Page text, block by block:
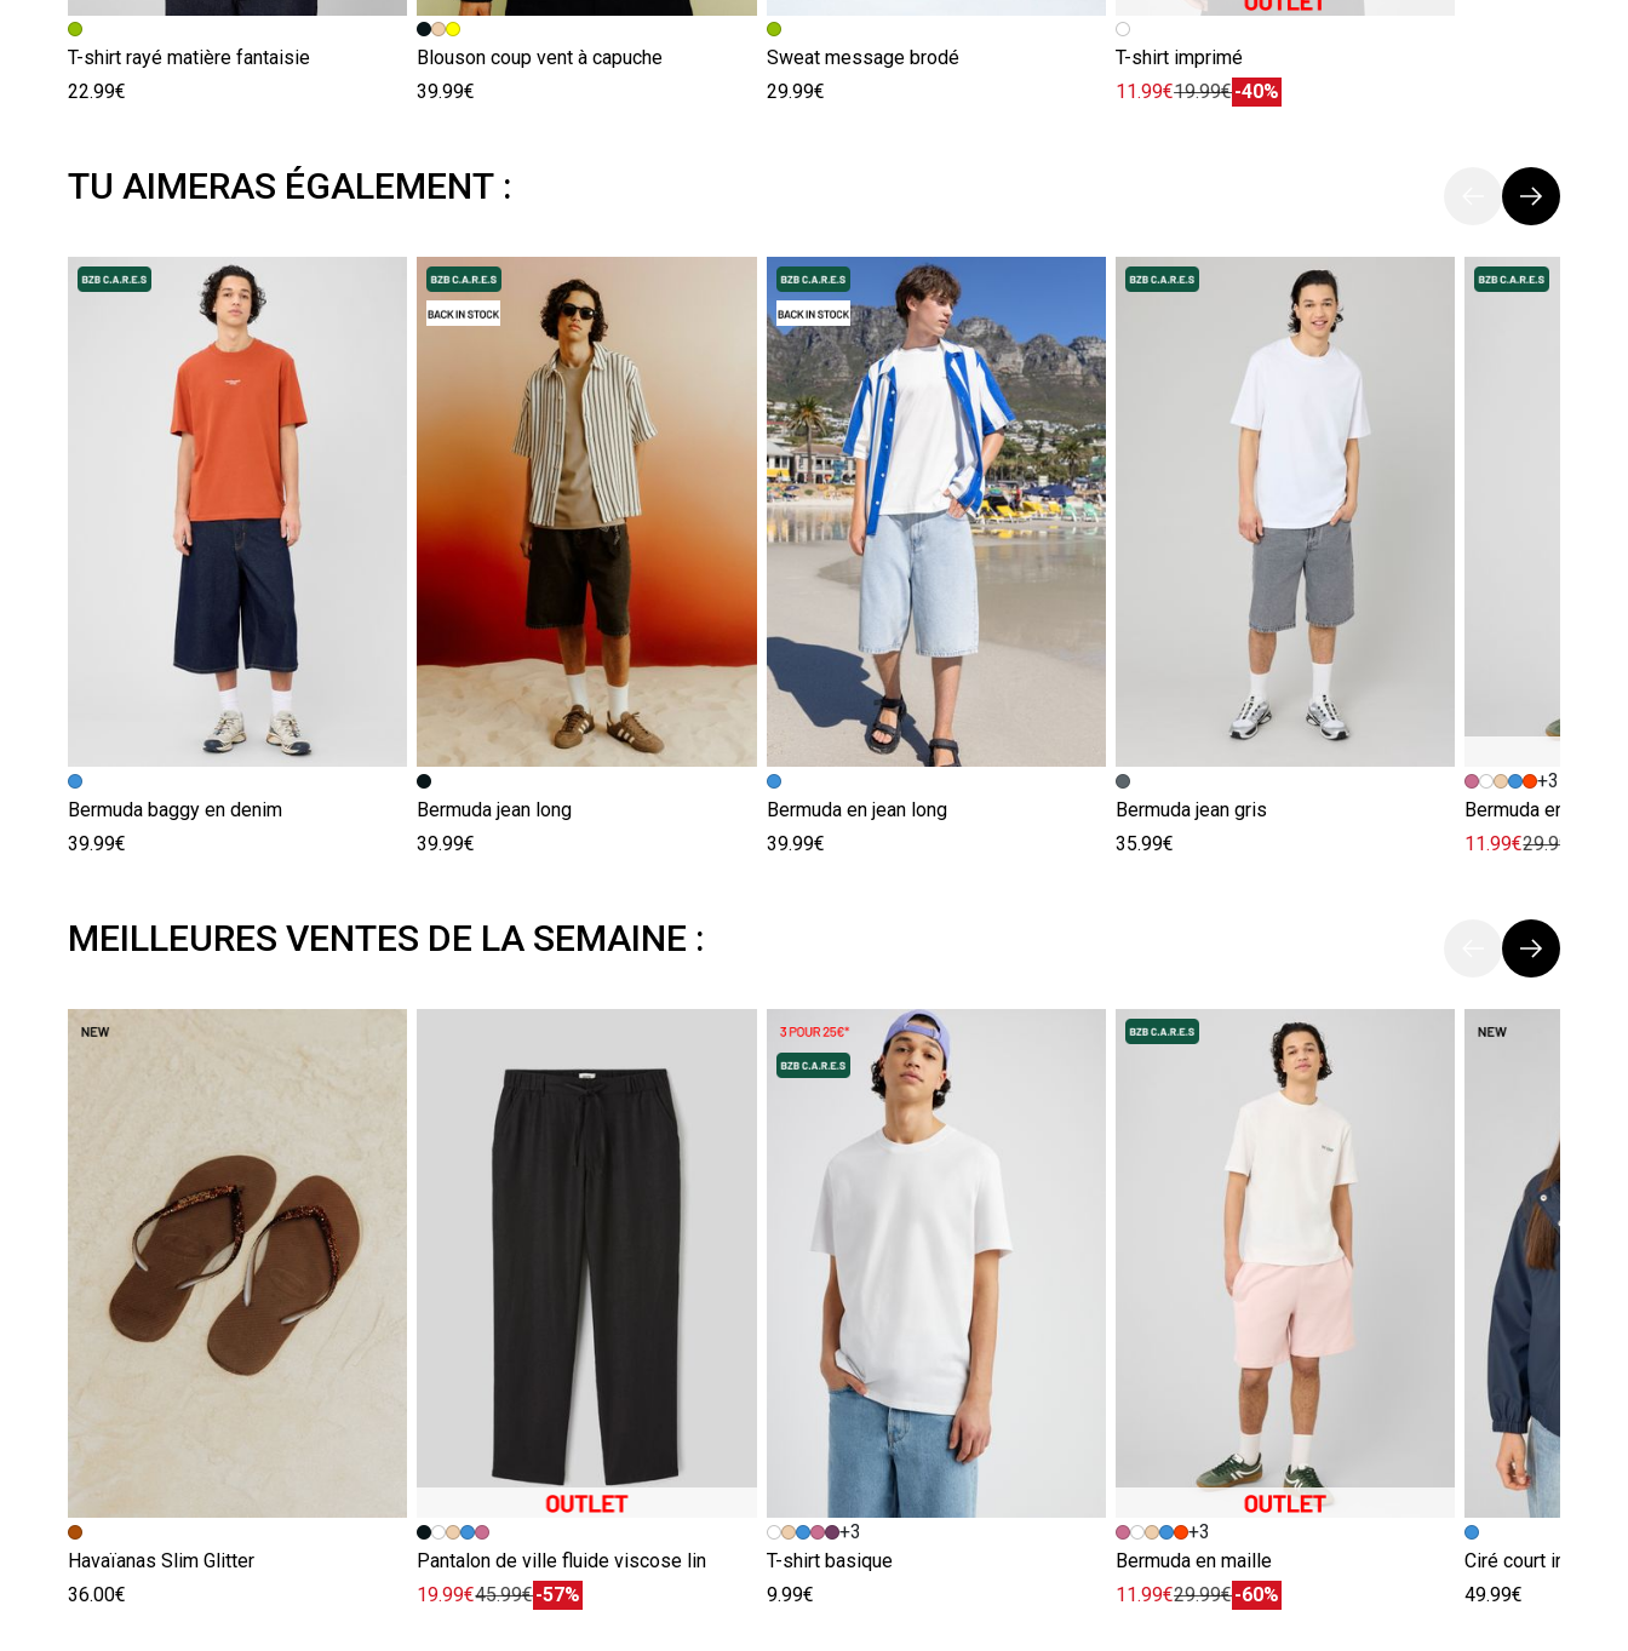
T-shirt rayé matière fantaisie
22.99€
Blouson coup vent à capuche
39.99€
Sweat message brodé
29.99€
T-shirt imprimé
11.99€19.99€-40%
TU AIMERAS ÉGALEMENT :
Bermuda baggy en denim
39.99€
Bermuda jean long
39.99€
Bermuda en jean long
39.99€
Bermuda jean gris
35.99€
+3
Bermuda en maille
11.99€29.99€
MEILLEURES VENTES DE LA SEMAINE :
Havaïanas Slim Glitter
36.00€
Pantalon de ville fluide viscose lin
19.99€45.99€-57%
+3
T-shirt basique
9.99€
+3
Bermuda en maille
11.99€29.99€-60%
Ciré court intérieur
49.99€